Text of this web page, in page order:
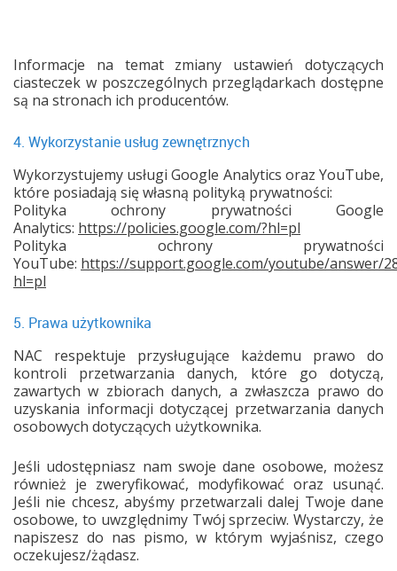
Informacje na temat zmiany ustawień dotyczących
ciasteczek w poszczególnych przeglądarkach dostępne
są na stronach ich producentów.
4. Wykorzystanie usług zewnętrznych
Wykorzystujemy usługi Google Analytics oraz YouTube,
które posiadają się własną polityką prywatności:
Polityka ochrony prywatności Google
Analytics: https://policies.google.com/?hl=pl
Polityka ochrony prywatności
YouTube: https://support.google.com/youtube/answer/
hl=pl
5. Prawa użytkownika
NAC respektuje przysługujące każdemu prawo do
kontroli przetwarzania danych, które go dotyczą,
zawartych w zbiorach danych, a zwłaszcza prawo do
uzyskania informacji dotyczącej przetwarzania danych
osobowych dotyczących użytkownika.
Jeśli udostępniasz nam swoje dane osobowe, możesz
również je zweryfikować, modyfikować oraz usunąć.
Jeśli nie chcesz, abyśmy przetwarzali dalej Twoje dane
osobowe, to uwzględnimy Twój sprzeciw. Wystarczy, że
napiszesz do nas pismo, w którym wyjaśnisz, czego
oczekujesz/żądasz.